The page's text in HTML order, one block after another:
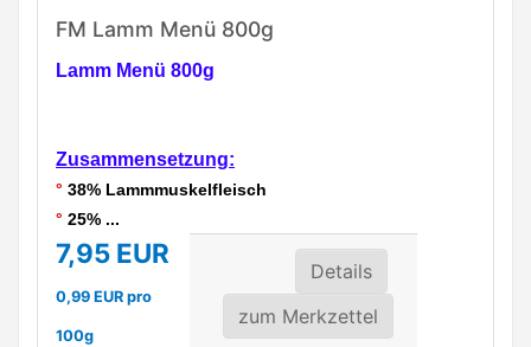
FM Lamm Menü 800g
Lamm Menü 800g
Zusammensetzung:
° 38% Lammmuskelfleisch
° 25% ...
7,95 EUR
0,99 EUR pro
100g
Details
zum Merkzettel